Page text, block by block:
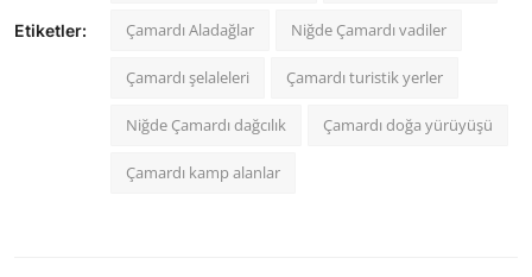
Etiketler: Çamardı Aladağlar Niğde Çamardı vadiler
Çamardı şelaleleri Çamardı turistik yerler
Niğde Çamardı dağcılık Çamardı doğa yürüyüşü
Çamardı kamp alanlar